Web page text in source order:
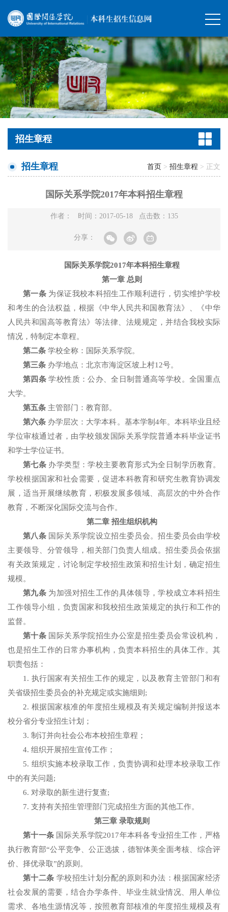
招生章程
招生章程 首页 > 招生章程 > 正文
国际关系学院2017年本科招生章程
作者： 时间：2017-05-18 点击数： 135
分享：
国际关系学院2017年本科招生章程
第一章 总则
第一条 为保证我校本科招生工作顺利进行，切实维护学校
和考生的合法权益，根据《中华人民共和国教育法》、《中华
人民共和国高等教育法》等法律、法规规定，并结合我校实际
情况，特制定本章程。
第二条 学校全称：国际关系学院。
第三条 办学地点：北京市海淀区坡上村12号。
第四条 学校性质：公办、全日制普通高等学校。全国重点
大学。
第五条 主管部门：教育部。
第六条 办学层次：大学本科。基本学制4年。本科毕业且经
学位审核通过者，由学校颁发国际关系学院普通本科毕业证书
和学士学位证书。
第七条 办学类型：学校主要教育形式为全日制学历教育。
学校根据国家和社会需要，促进本科教育和研究生教育协调发
展，适当开展继续教育，积极发展多领域、高层次的中外合作
教育，不断深化国际交流与合作。
第二章 招生组织机构
第八条 国际关系学院设立招生委员会。招生委员会由学校
主要领导、分管领导，相关部门负责人组成。招生委员会依据
有关政策规定，讨论制定学校招生政策和招生计划，确定招生
规模。
第九条 为加强对招生工作的具体领导，学校成立本科招生
工作领导小组，负责国家和我校招生政策规定的执行和工作的
监督。
第十条 国际关系学院招生办公室是招生委员会常设机构，
也是招生工作的日常办事机构，负责本科招生的具体工作。其
职责包括：
1. 执行国家有关招生工作的规定，以及教育主管部门和有
关省级招生委员会的补充规定或实施细则;
2. 根据国家核准的年度招生规模及有关规定编制并报送本
校分省分专业招生计划；
3. 制订并向社会公布本校招生章程；
4. 组织开展招生宣传工作；
5. 组织实施本校录取工作，负责协调和处理本校录取工作
中的有关问题;
6. 对录取的新生进行复查;
7. 支持有关招生管理部门完成招生方面的其他工作。
第三章 录取规则
第十一条 国际关系学院2017年本科各专业招生工作，严格
执行教育部“公平竞争、公正选拔，德智体美全面考核、综合评
价、择优录取”的原则。
第十二条 学校招生计划分配的原则和办法：根据国家经济
社会发展的需要，结合办学条件、毕业生就业情况、用人单位
需求、各地生源情况等，按照教育部核准的年度招生规模及有